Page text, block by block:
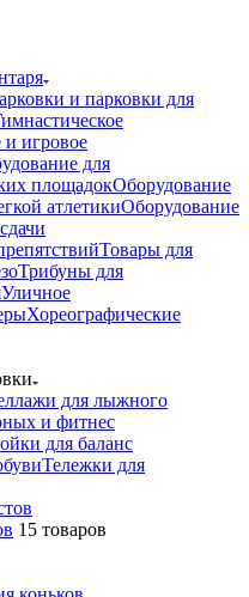
и парковки для
и игровое
для
площадокОборудование
атлетикиОборудование
Товары для
Трибуны для
Уличное
Хореографические
для лыжного
и фитнес
для баланс
Тележки для
15 товаров